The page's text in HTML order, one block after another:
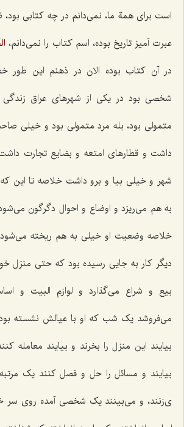
است برای همة ما، نمی‌دانم در چه کتابی بود،
عبرت آمیز تاریخ بوده، اسم کتاب را نمی‌دانم،
در آن کتاب بوده الان در ذهنم این طور
شخصی بود در یکی از شهرهای عراق زندگی
متمولی بود، بله مرد متمولی بود و خیلی
داشت و قطارهای امتعه و بضایع تجارت
شهر و خیلی بیا و برو داشت خلاصه تا این
به هم می‌ریزد و اوضاع و احوال دگرگون
خلاصه وضعیت او خیلی به هم ریخته می‌شود
دیگر کار به جایی رسیده بود که حتی منزل
بیع و شراع می‌گذارد و لوازم البیت و
می‌فروشد یک شب که او با عیالش نشسته بوده
بیایند این منزل را بخرند و بیایند معامله
بیایند و مسائل را حل و فصل کنند یک
ی‌زنند، و می‌بینند یک شخصی آمده روی سر